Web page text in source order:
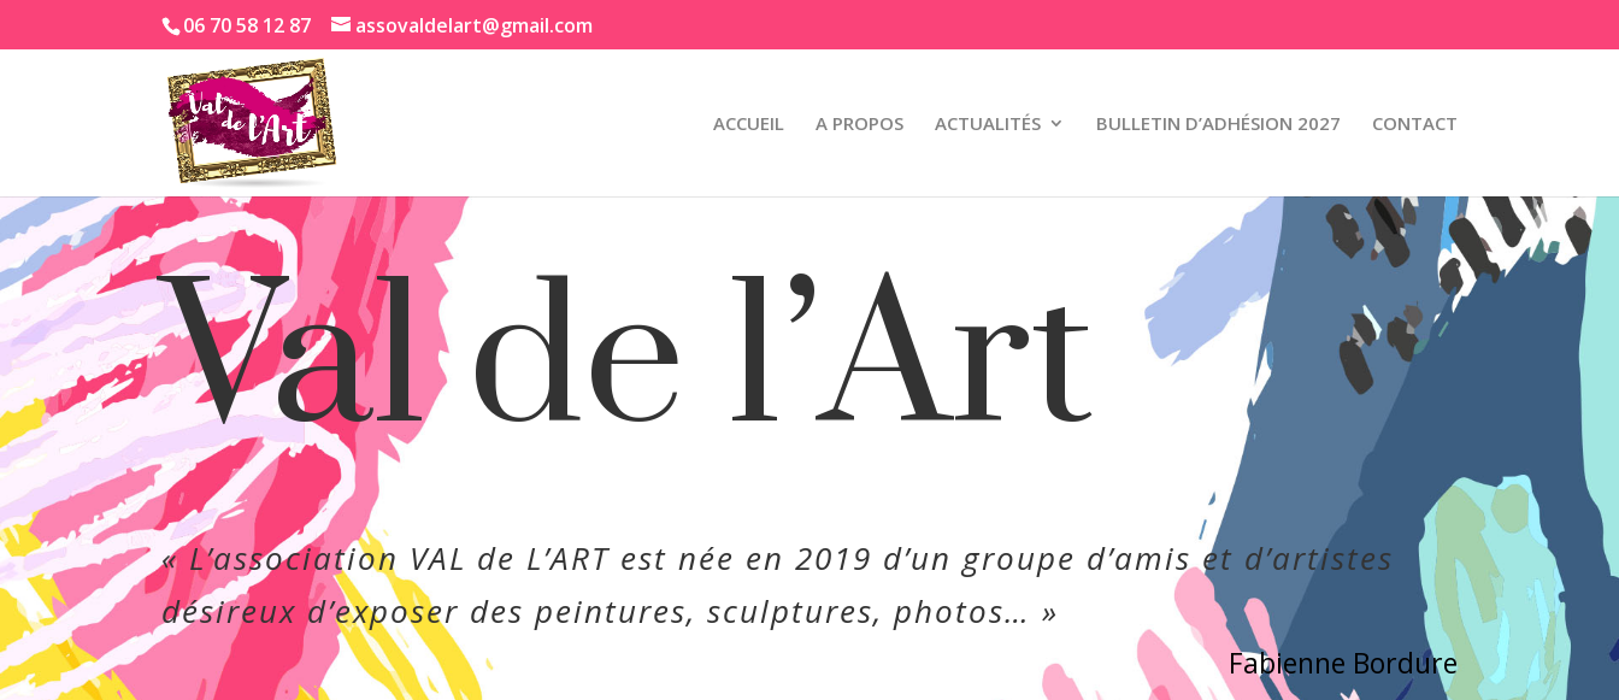
06 70 58 12 87 assovaldelart@gmail.com
ACCUEIL A PROPOS ACTUALITÉS BULLETIN D’ADHÉSION 2027 CONTACT
Val de l’Art
« L’association VAL de L’ART est née en 2019 d’un groupe d’amis et d’artistes
désireux d’exposer des peintures, sculptures, photos… »
Fabienne Bordure